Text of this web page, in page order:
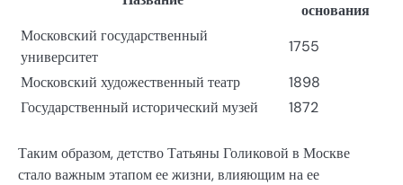
основания
Московский государственный
университет
1755
Московский художественный театр
1898
Государственный исторический музей
1872
Таким образом, детство Татьяны Голиковой в Москве
стало важным этапом ее жизни, влияющим на ее